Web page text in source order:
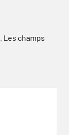
Les champs